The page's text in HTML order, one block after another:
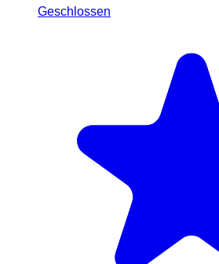
Geschlossen